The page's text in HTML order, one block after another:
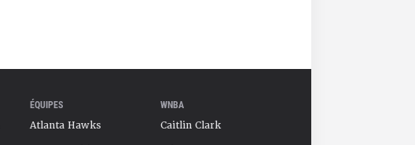
ÉQUIPES
Atlanta Hawks
WNBA
Caitlin Clark